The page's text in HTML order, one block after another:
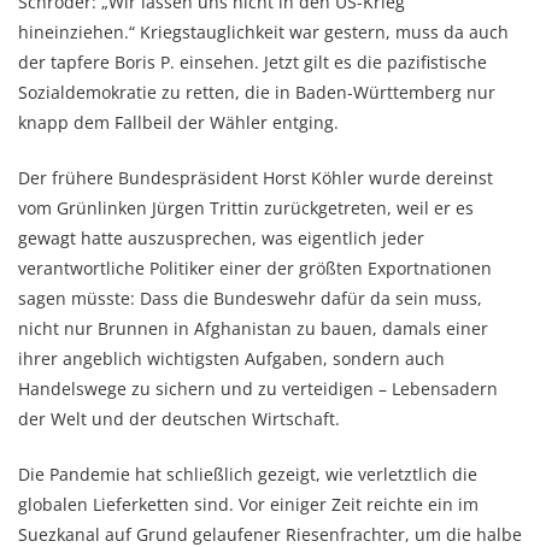
hineinziehen.“ Kriegstauglichkeit war gestern, muss da auch
der tapfere Boris P. einsehen. Jetzt gilt es die pazifistische
Sozialdemokratie zu retten, die in Baden-Württemberg nur
knapp dem Fallbeil der Wähler entging.
Der frühere Bundespräsident Horst Köhler wurde dereinst
vom Grünlinken Jürgen Trittin zurückgetreten, weil er es
gewagt hatte auszusprechen, was eigentlich jeder
verantwortliche Politiker einer der größten Exportnationen
sagen müsste: Dass die Bundeswehr dafür da sein muss,
nicht nur Brunnen in Afghanistan zu bauen, damals einer
ihrer angeblich wichtigsten Aufgaben, sondern auch
Handelswege zu sichern und zu verteidigen – Lebensadern
der Welt und der deutschen Wirtschaft.
Die Pandemie hat schließlich gezeigt, wie verletztlich die
globalen Lieferketten sind. Vor einiger Zeit reichte ein im
Suezkanal auf Grund gelaufener Riesenfrachter, um die halbe